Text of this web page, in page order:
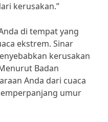
kerusakan.”
di tempat yang
ekstrem. Sinar
kerusakan
Badan
Anda dari cuaca
umur